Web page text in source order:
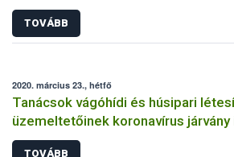
TOVÁBB
2020. március 23., hétfő
Tanácsok vágóhídi és húsipari
üzemeltetőinek koronavírus járvány
TOVÁBB